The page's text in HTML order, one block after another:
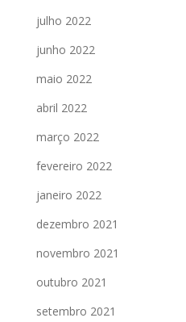
julho 2022
junho 2022
maio 2022
abril 2022
março 2022
fevereiro 2022
janeiro 2022
dezembro 2021
novembro 2021
outubro 2021
setembro 2021